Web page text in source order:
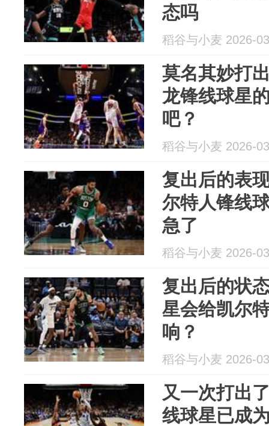
态吗
稻谷与小麦 2026-
莫名其妙打
龙锋线球星
吧？
稻谷与小麦 2026-
复出后的表
尔特人锋线
急了
稻谷与小麦 2026-
复出后的状
星会给凯尔
响？
稻谷与小麦 2026-
又一次打出
线球星已成